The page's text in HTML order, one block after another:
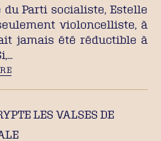
Parti socialiste, Estelle
violoncelliste, à
jamais été réductible à
LES VALSES DE